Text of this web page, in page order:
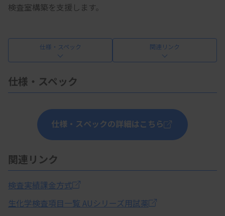
検査室構築を支援します。
仕様・スペック 関連リンク
仕様・スペック
仕様・スペックの詳細はこちら
関連リンク
検査実績課金方式
生化学検査項目一覧 AUシリーズ用試薬